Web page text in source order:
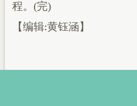
程。(完)
【编辑:黄钰涵】